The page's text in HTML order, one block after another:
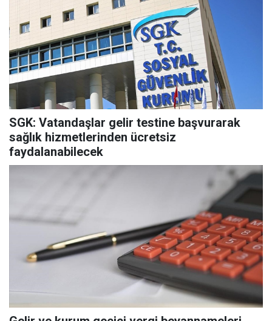
SGK: Vatandaşlar gelir testine başvurarak
sağlık hizmetlerinden ücretsiz
faydalanabilecek